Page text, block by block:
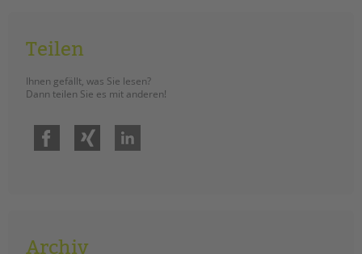
Teilen
Ihnen gefällt, was Sie lesen?
Dann teilen Sie es mit anderen!
Facebook Xing
Archiv